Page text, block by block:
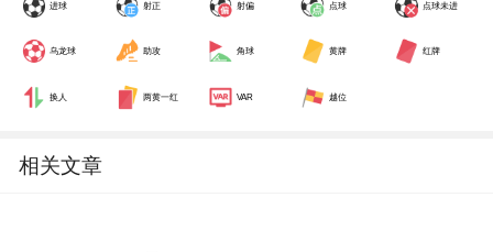
进球 射正 射偏 点球 点球未进
乌龙球 助攻 角球 黄牌 红牌
换人 两黄一红 VAR 越位
相关文章